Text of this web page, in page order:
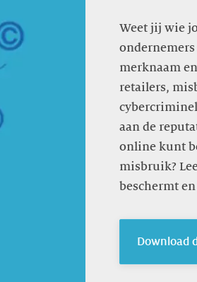
Weet jij wie
merknaam
retailers,
aan de
online kunt
misbruik?
beschermt
Download